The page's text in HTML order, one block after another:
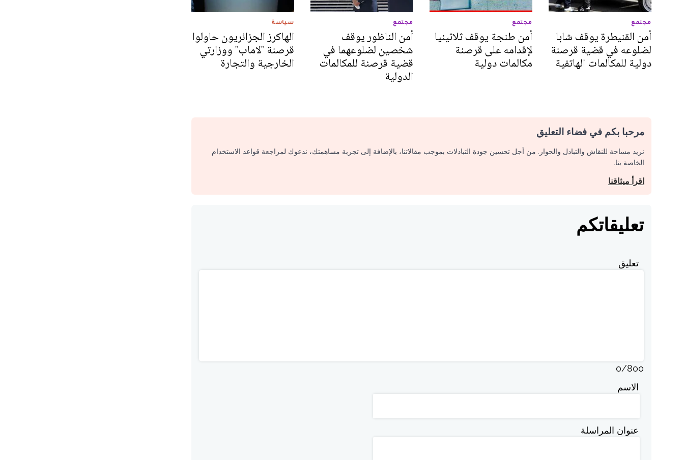
مجتمع
أمن القنيطرة يوقف شابا
لضلوعه في قضية قرصنة
دولية للمكالمات الهاتفية
مجتمع
أمن طنجة يوقف ثلاثينيا
لإقدامه على قرصنة
مكالمات دولية
مجتمع
أمن الناظور يوقف
شخصين لضلوعهما في
قضية قرصنة للمكالمات
الدولية
سياسة
الهاكرز الجزائريون حاولوا
قرصنة "لاماب" ووزارتي
الخارجية والتجارة
مرحبا بكم في فضاء التعليق
نريد مساحة للنقاش والتبادل والحوار. من أجل تحسين جودة التبادلات بموجب مقالاتنا، بالإضافة إلى تجربة مساهمتك، ندعوك لمراجعة قواعد الاستخدام
الخاصة بنا.
اقرأ ميثاقنا
تعليقاتكم
تعليق
0/800
الاسم
عنوان المراسلة